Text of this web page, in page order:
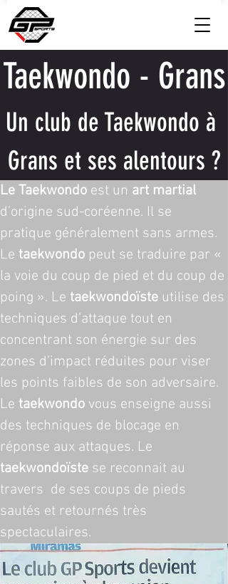
Taekwondo - Grans
Un club de Taekwondo à
Grans et ses alentours ?
Le Taekwondo est un art martial
d’origine sud-coréenne. Il se
pratique généralement sans armes.
Le taekwondo peut se traduire par «
la voie du coup de pied et du coup de
poing ». Le taekwondoïste utilise des
techniques d’attaque tout en
concentrant son énergie sur des
zones d’impact réduites pour viser
les points faibles de son adversaire.
Le taekwondo vous enseigne aussi
des techniques de blocage en
réponse aux attaques. Le
taekwondoïste se reconnait au
travers  de ses coups de pieds
sautés et retournés très
spectaculaires.